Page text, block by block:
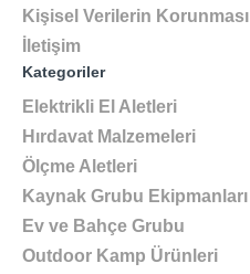
Kişisel Verilerin Korunması
İletişim
Kategoriler
Elektrikli El Aletleri
Hırdavat Malzemeleri
Ölçme Aletleri
Kaynak Grubu Ekipmanları
Ev ve Bahçe Grubu
Outdoor Kamp Ürünleri